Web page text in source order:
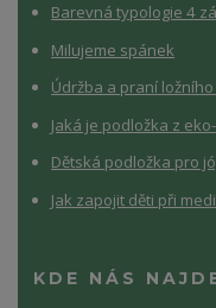
Barevná typologie 4
Milujeme spánek
Údržba a praní
Jaká je podložka z
Dětská podložka pro
Jak zapojit děti při
KDE NÁS